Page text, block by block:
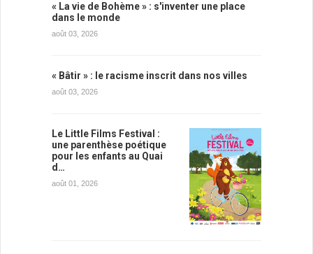
« La vie de Bohème » : s'inventer une place
dans le monde
août 03, 2026
« Bâtir » : le racisme inscrit dans nos villes
août 03, 2026
Le Little Films Festival :
une parenthèse poétique
pour les enfants au Quai
d…
août 01, 2026